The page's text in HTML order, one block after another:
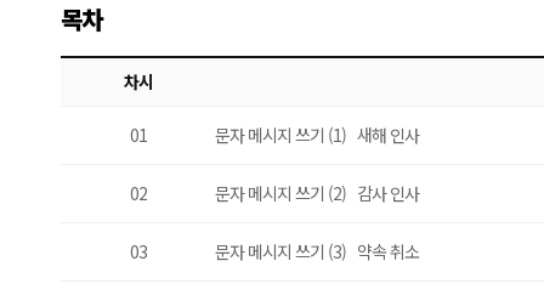
목차
차시
01 문자 메시지 쓰기 (1) 새해 인사
02 문자 메시지 쓰기 (2) 감사 인사
03 문자 메시지 쓰기 (3) 약속 취소